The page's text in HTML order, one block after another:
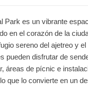
Park es un vibrante
en el corazón de la
sereno del ajetreo y el
pueden disfrutar de
áreas de pícnic e
que lo convierte en un